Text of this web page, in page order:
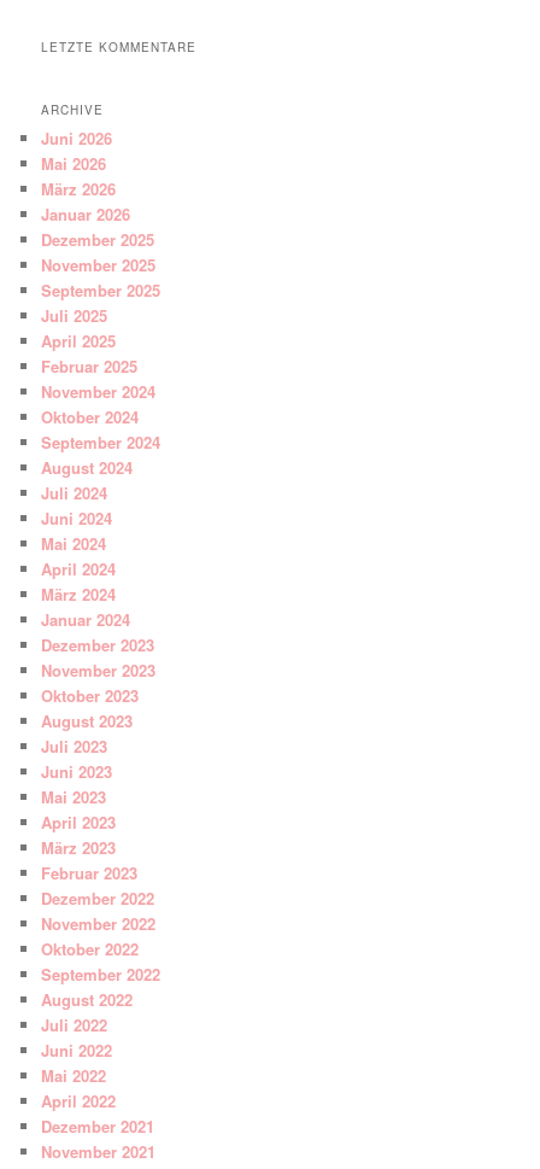
LETZTE KOMMENTARE
ARCHIVE
Juni 2026
Mai 2026
März 2026
Januar 2026
Dezember 2025
November 2025
September 2025
Juli 2025
April 2025
Februar 2025
November 2024
Oktober 2024
September 2024
August 2024
Juli 2024
Juni 2024
Mai 2024
April 2024
März 2024
Januar 2024
Dezember 2023
November 2023
Oktober 2023
August 2023
Juli 2023
Juni 2023
Mai 2023
April 2023
März 2023
Februar 2023
Dezember 2022
November 2022
Oktober 2022
September 2022
August 2022
Juli 2022
Juni 2022
Mai 2022
April 2022
Dezember 2021
November 2021